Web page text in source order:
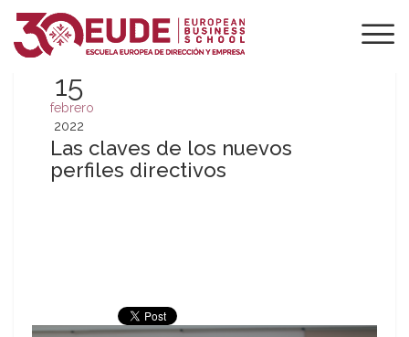
15
febrero
2022
Las claves de los nuevos
perfiles directivos